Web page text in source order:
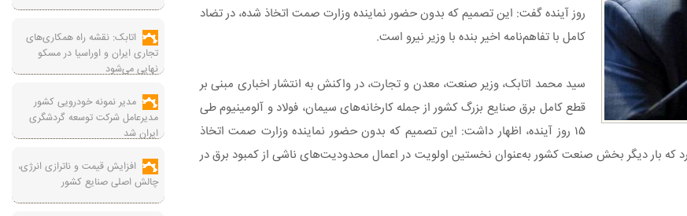
روز آینده گفت: این تصمیم که بدون حضور نماینده وزارت صمت اتخاذ شده، در تضاد
کامل با تفاهم‌نامه اخیر بنده با وزیر نیرو است.
سید محمد اتابک، وزیر صنعت، معدن و تجارت، در واکنش به انتشار اخباری مبنی بر
قطع کامل برق صنایع بزرگ کشور از جمله کارخانه‌های سیمان، فولاد و آلومینیوم طی
۱۵ روز آینده، اظهار داشت: این تصمیم که بدون حضور نماینده وزارت صمت اتخاذ
که بار دیگر بخش صنعت کشور به‌عنوان نخستین اولویت در اعمال محدودیت‌های ناشی از کمبود برق در
اتابک: نقشه راه همکاری‌های
تجاری ایران و اوراسیا در مسکو
نهایی می‌شود
مدیر نمونه خودرویی کشور
مدیرعامل شرکت توسعه گردشگری
ایران شد
افزایش قیمت و ناترازی انرژی،
چالش اصلی صنایع کشور